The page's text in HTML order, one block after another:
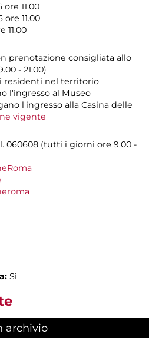
11.00
11.00
11.00
prenotazione consigliata allo
- 21.00)
residenti nel territorio
l'ingresso al Museo
l'ingresso alla Casina delle
vigente
060608 (tutti i giorni ore 9.00 -
Sì
archivio